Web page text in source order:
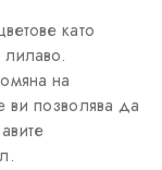
като
на
ви позволява да